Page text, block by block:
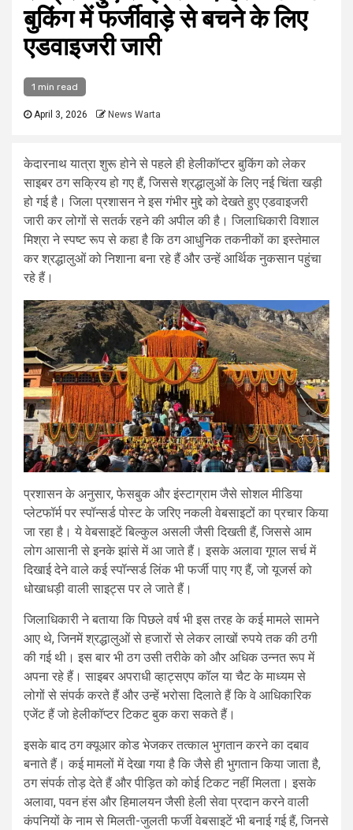
बुकिंग में फर्जीवाड़े से बचने के लिए
एडवाइजरी जारी
1 min read
April 3, 2026 News Warta
केदारनाथ यात्रा शुरू होने से पहले ही हेलीकॉप्टर बुकिंग को लेकर
साइबर ठग सक्रिय हो गए हैं, जिससे श्रद्धालुओं के लिए नई चिंता खड़ी
हो गई है। जिला प्रशासन ने इस गंभीर मुद्दे को देखते हुए एडवाइजरी
जारी कर लोगों से सतर्क रहने की अपील की है। जिलाधिकारी विशाल
मिश्रा ने स्पष्ट रूप से कहा है कि ठग आधुनिक तकनीकों का इस्तेमाल
कर श्रद्धालुओं को निशाना बना रहे हैं और उन्हें आर्थिक नुकसान पहुंचा
रहे हैं।
प्रशासन के अनुसार, फेसबुक और इंस्टाग्राम जैसे सोशल मीडिया
प्लेटफॉर्म पर स्पॉन्सर्ड पोस्ट के जरिए नकली वेबसाइटों का प्रचार किया
जा रहा है। ये वेबसाइटें बिल्कुल असली जैसी दिखती हैं, जिससे आम
लोग आसानी से इनके झांसे में आ जाते हैं। इसके अलावा गूगल सर्च में
दिखाई देने वाले कई स्पॉन्सर्ड लिंक भी फर्जी पाए गए हैं, जो यूजर्स को
धोखाधड़ी वाली साइट्स पर ले जाते हैं।
जिलाधिकारी ने बताया कि पिछले वर्ष भी इस तरह के कई मामले सामने
आए थे, जिनमें श्रद्धालुओं से हजारों से लेकर लाखों रुपये तक की ठगी
की गई थी। इस बार भी ठग उसी तरीके को और अधिक उन्नत रूप में
अपना रहे हैं। साइबर अपराधी व्हाट्सएप कॉल या चैट के माध्यम से
लोगों से संपर्क करते हैं और उन्हें भरोसा दिलाते हैं कि वे आधिकारिक
एजेंट हैं जो हेलीकॉप्टर टिकट बुक करा सकते हैं।
इसके बाद ठग क्यूआर कोड भेजकर तत्काल भुगतान करने का दबाव
बनाते हैं। कई मामलों में देखा गया है कि जैसे ही भुगतान किया जाता है,
ठग संपर्क तोड़ देते हैं और पीड़ित को कोई टिकट नहीं मिलता। इसके
अलावा, पवन हंस और हिमालयन जैसी हेली सेवा प्रदान करने वाली
कंपनियों के नाम से मिलती-जुलती फर्जी वेबसाइटें भी बनाई गई हैं, जिनसे